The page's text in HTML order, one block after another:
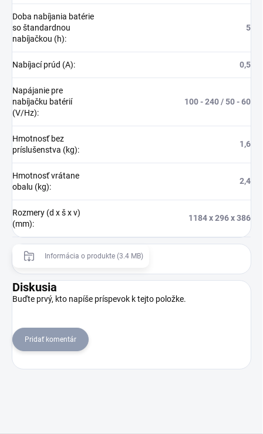
Doba nabíjania batérie
so štandardnou
nabíjačkou (h):
5
Nabíjací prúd (A): 0,5
Napájanie pre
nabíjačku batérií
(V/Hz):
100 - 240 / 50 - 60
Hmotnosť bez
príslušenstva (kg):
1,6
Hmotnosť vrátane
obalu (kg):
2,4
Rozmery (d x š x v)
(mm):
1184 x 296 x 386
Informácia o produkte (3.4 MB)
Diskusia
Buďte prvý, kto napíše príspevok k tejto položke.
Pridať komentár